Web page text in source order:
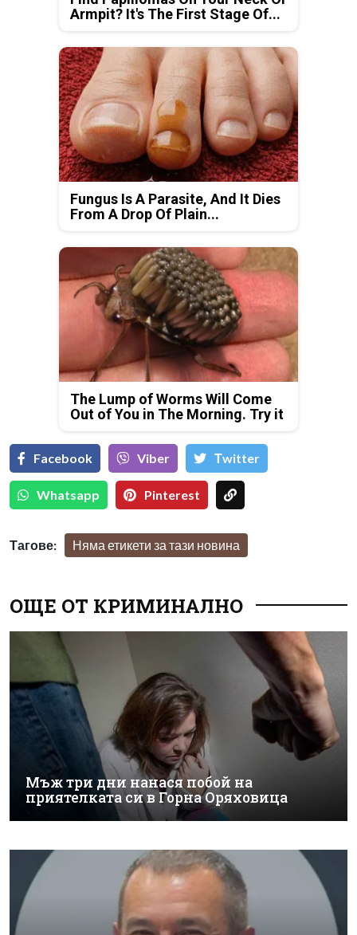
Armpit? It's The First Stage Of...
Fungus Is A Parasite, And It Dies
From A Drop Of Plain...
The Lump of Worms Will Come
Out of You in The Morning. Try it
Facebook Viber Тwitter
Whatsapp Pinterest
Тагове: Няма етикети за тази новина
ОЩЕ ОТ КРИМИНАЛНО
Мъж три дни нанася побой на
приятелката си в Горна Оряховица